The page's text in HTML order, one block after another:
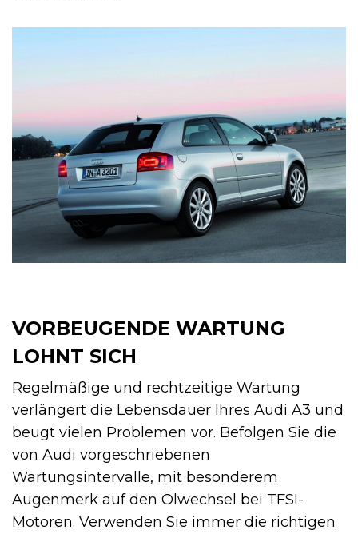
VORBEUGENDE WARTUNG
LOHNT SICH
Regelmäßige und rechtzeitige Wartung
verlängert die Lebensdauer Ihres Audi A3 und
beugt vielen Problemen vor. Befolgen Sie die
von Audi vorgeschriebenen
Wartungsintervalle, mit besonderem
Augenmerk auf den Ölwechsel bei TFSI-
Motoren. Verwenden Sie immer die richtigen